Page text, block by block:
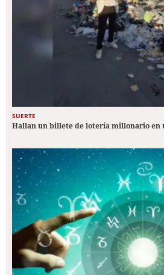
SUERTE
Hallan un billete de lotería millonario en